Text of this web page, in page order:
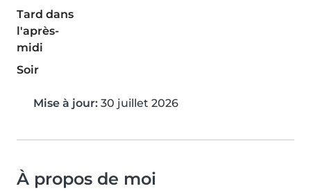
Tard dans
l'après-
midi
Soir
Mise à jour: 30 juillet 2026
À propos de moi